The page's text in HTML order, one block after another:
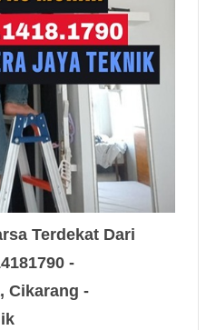
Terdekat Dari
-
Cikarang -